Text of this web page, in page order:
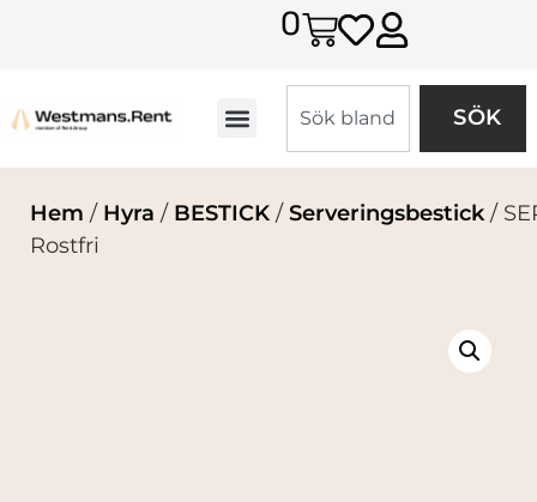
0
SÖK
Hem / Hyra / BESTICK / Serveringsbestick/
Rostfri